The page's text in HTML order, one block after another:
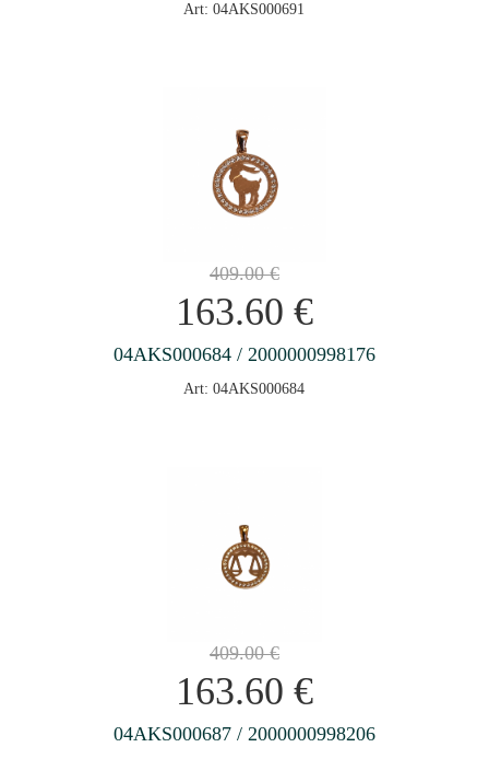
Art: 04AKS000691
409.00€
163.60 €
04AKS000684 / 2000000998176
Art: 04AKS000684
409.00€
163.60 €
04AKS000687 / 2000000998206